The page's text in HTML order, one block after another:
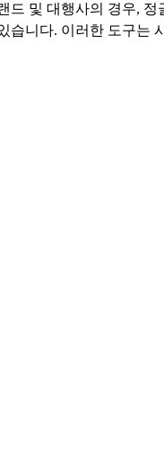
드 및 대행사의 경우, 정
습니다. 이러한 도구는